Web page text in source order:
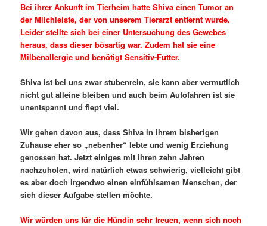
Bei ihrer Ankunft im Tierheim hatte Shiva einen Tumor an
der Milchleiste, der von unserem Tierarzt entfernt wurde.
Leider stellte sich bei einer Untersuchung des Gewebes
heraus, dass dieser bösartig war. Zudem hat sie eine
Milbenallergie und benötigt Sensitiv-Futter.
Shiva ist bei uns zwar stubenrein, sie kann aber vermutlich
nicht gut alleine bleiben und auch beim Autofahren ist sie
unentspannt und fiept viel.
Wir gehen davon aus, dass Shiva in ihrem bisherigen
Zuhause eher so „nebenher“ lebte und wenig Erziehung
genossen hat. Jetzt einiges mit ihren zehn Jahren
nachzuholen, wird natürlich etwas schwierig, vielleicht gibt
es aber doch irgendwo einen einfühlsamen Menschen, der
sich dieser Aufgabe stellen möchte.
Wir würden uns für die Hündin sehr freuen, wenn sich noch